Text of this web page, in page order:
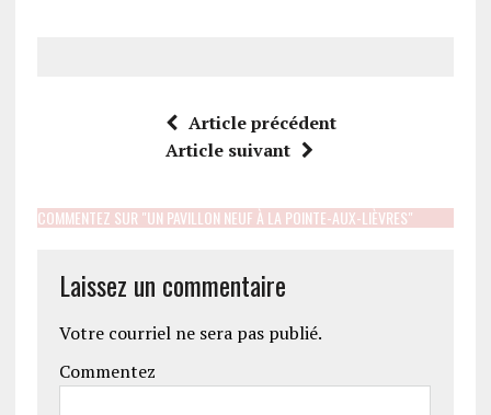
du parc de la Pointe-aux-
lièvres prend forme.
Article précédent
Article suivant
COMMENTEZ SUR "UN PAVILLON NEUF À LA POINTE-AUX-LIÈVRES"
Laissez un commentaire
Votre courriel ne sera pas publié.
Commentez